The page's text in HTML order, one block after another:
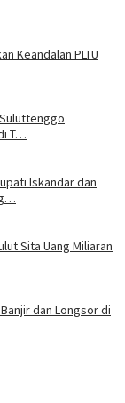
Keandalan PLTU
T…
Iskandar dan
Sita Uang Miliaran
Banjir dan Longsor di